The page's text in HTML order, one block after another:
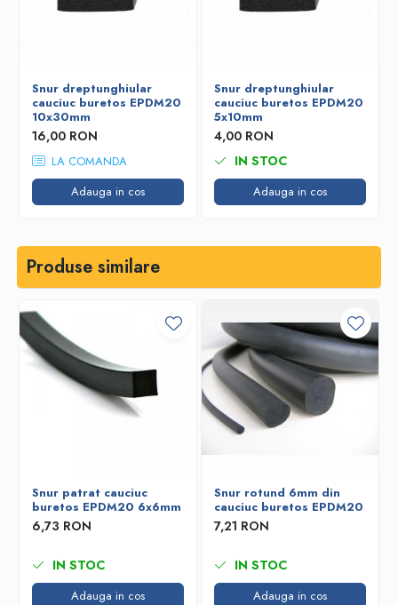
Snur dreptunghiular
cauciuc buretos EPDM20
10x30mm
16,00 RON
LA COMANDA
Adauga in cos
Snur dreptunghiular
cauciuc buretos EPDM20
5x10mm
4,00 RON
IN STOC
Adauga in cos
Produse similare
Snur patrat cauciuc
buretos EPDM20 6x6mm
6,73 RON
IN STOC
Adauga in cos
Snur rotund 6mm din
cauciuc buretos EPDM20
7,21 RON
IN STOC
Adauga in cos